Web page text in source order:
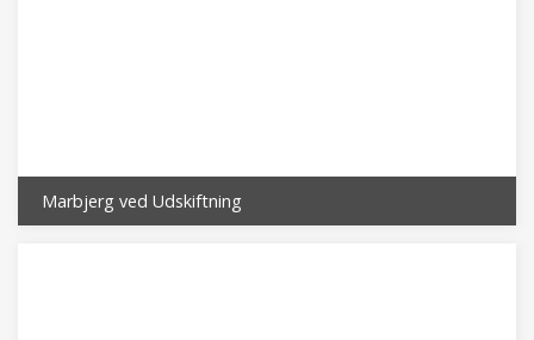
Marbjerg ved Udskiftning